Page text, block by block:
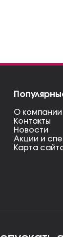
О компании
Контакты
Новости
Акции и
Карта